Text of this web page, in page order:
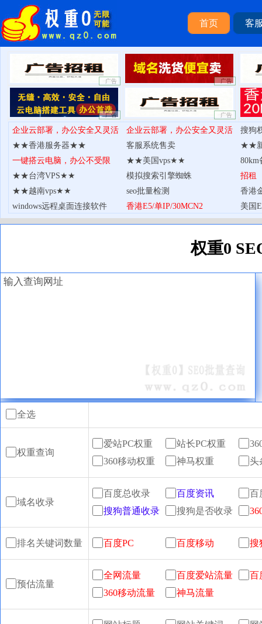
首页 客
权重
全选
权重查询
爱站PC权重 站长PC权重
360移动权重
神马权重 头
域名收录
百度总收录 百度资讯
百
搜狗普通收录
搜狗是否收录
排名关键词数量 百度PC 百度移动 搜
预估流量
全网流量 百度爱站流量
百
360移动流量
神马流量